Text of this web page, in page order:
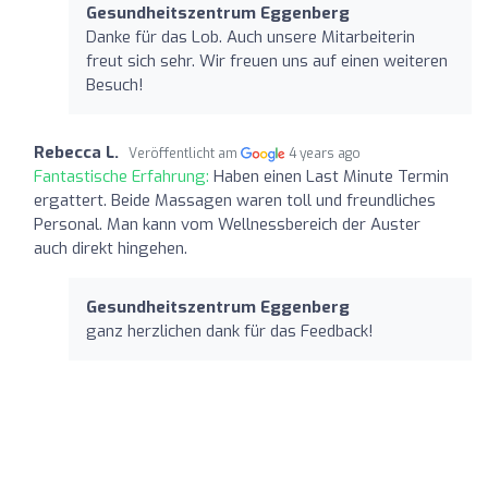
Gesundheitszentrum Eggenberg
Danke für das Lob. Auch unsere Mitarbeiterin
freut sich sehr. Wir freuen uns auf einen weiteren
Besuch!
Rebecca L. Veröffentlicht am 4 years ago
Fantastische Erfahrung: Haben einen Last Minute Termin
ergattert. Beide Massagen waren toll und freundliches
Personal. Man kann vom Wellnessbereich der Auster
auch direkt hingehen.
Gesundheitszentrum Eggenberg
ganz herzlichen dank für das Feedback!